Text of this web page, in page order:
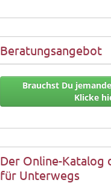
Beratungsangebot
Brauchst Du
Klicke
Der Online-Katalog
für Unterwegs